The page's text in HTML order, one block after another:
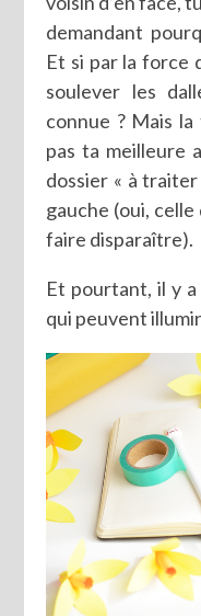
demandant
Et si par la force
soulever les
connue ? Mais
pas ta meilleure
dossier « à
gauche (oui,
faire disparaître).
Et pourtant, il y
qui peuvent